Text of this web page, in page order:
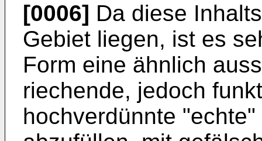
[0006] Da diese
Gebiet liegen, ist es
Form eine ähnlich
riechende, jedoch
hochverdünnte